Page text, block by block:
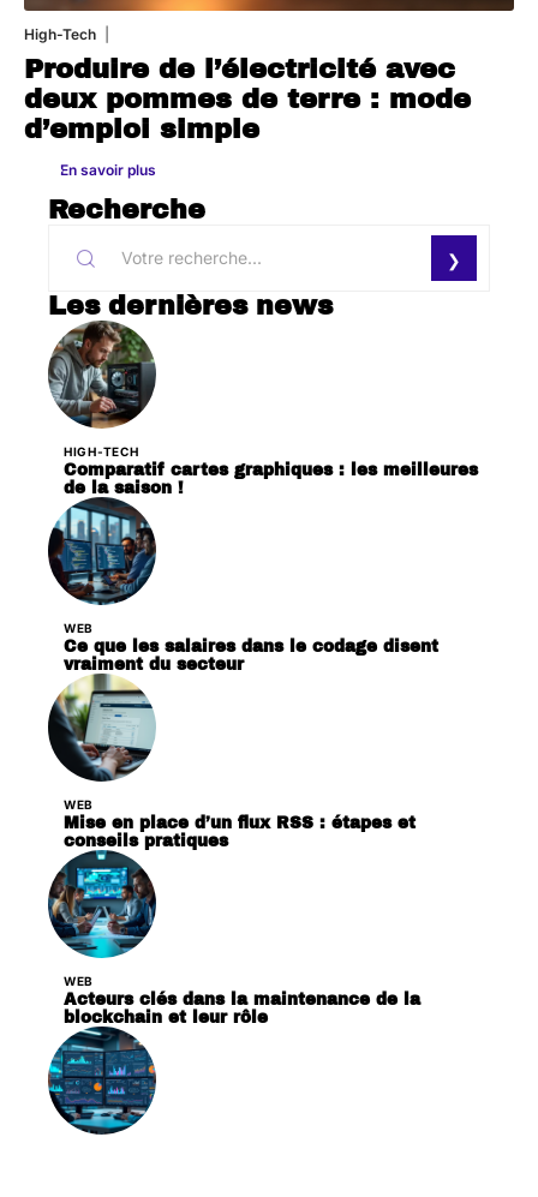
High-Tech
Produire de l’électricité avec
deux pommes de terre : mode
d’emploi simple
En savoir plus
Recherche
Les dernières news
HIGH-TECH
Comparatif cartes graphiques : les meilleures
de la saison !
WEB
Ce que les salaires dans le codage disent
vraiment du secteur
WEB
Mise en place d’un flux RSS : étapes et
conseils pratiques
WEB
Acteurs clés dans la maintenance de la
blockchain et leur rôle